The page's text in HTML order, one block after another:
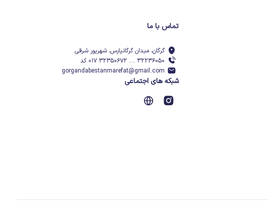
تماس با ما
گرگان، میدان گرگانپارس، شهریور شرقی
۳۲۲۳۶۰۵۰ ... ۳۲۳۵۰۶۷۲ ۰۱۷ کد
gorgandabestanmarefat@gmail.com
شبکه های اجتماعی